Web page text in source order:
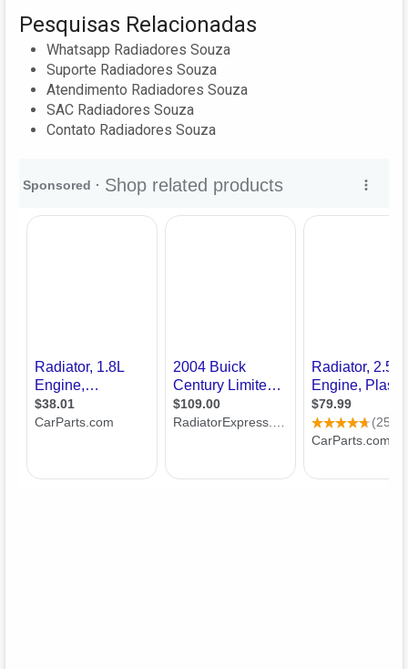
Pesquisas Relacionadas
Whatsapp Radiadores Souza
Suporte Radiadores Souza
Atendimento Radiadores Souza
SAC Radiadores Souza
Contato Radiadores Souza